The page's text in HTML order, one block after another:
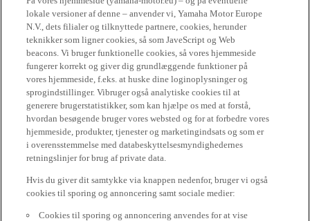
lokale versioner af denne – anvender vi, Yamaha Motor Europe
N.V., dets filialer og tilknyttede partnere, cookies, herunder
teknikker som ligner cookies, så som JaveScript og Web
beacons. Vi bruger funktionelle cookies, så vores hjemmeside
fungerer korrekt og giver dig grundlæggende funktioner på
vores hjemmeside, f.eks. at huske dine loginoplysninger og
sprogindstillinger. Vibruger også analytiske cookies til at
generere brugerstatistikker, som kan hjælpe os med at forstå,
hvordan besøgende bruger vores websted og for at forbedre vores
hjemmeside, produkter, tjenester og marketingindsats og som er
i overensstemmelse med databeskyttelsesmyndighedernes
retningslinjer for brug af private data.
Hvis du giver dit samtykke via knappen nedenfor, bruger vi også
cookies til sporing og annoncering samt sociale medier:
Cookies til sporing og annoncering anvendes for at vise